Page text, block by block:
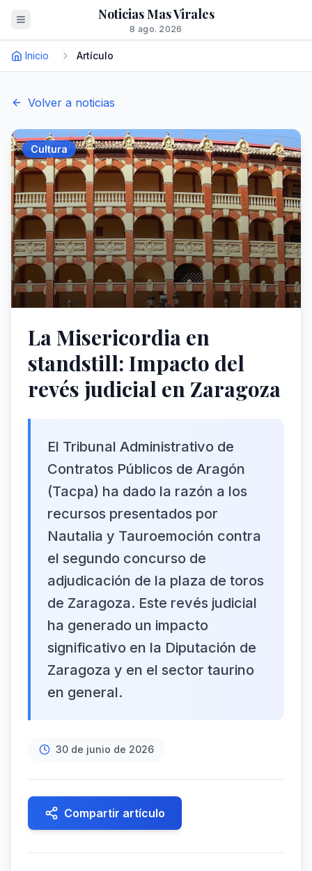
Noticias Mas Virales
8 ago. 2026
Inicio Artículo
Volver a noticias
Cultura
La Misericordia en
standstill: Impacto del
revés judicial en Zaragoza
El Tribunal Administrativo de
Contratos Públicos de Aragón
(Tacpa) ha dado la razón a los
recursos presentados por
Nautalia y Tauroemoción contra
el segundo concurso de
adjudicación de la plaza de toros
de Zaragoza. Este revés judicial
ha generado un impacto
significativo en la Diputación de
Zaragoza y en el sector taurino
en general.
30 de junio de 2026
Compartir artículo